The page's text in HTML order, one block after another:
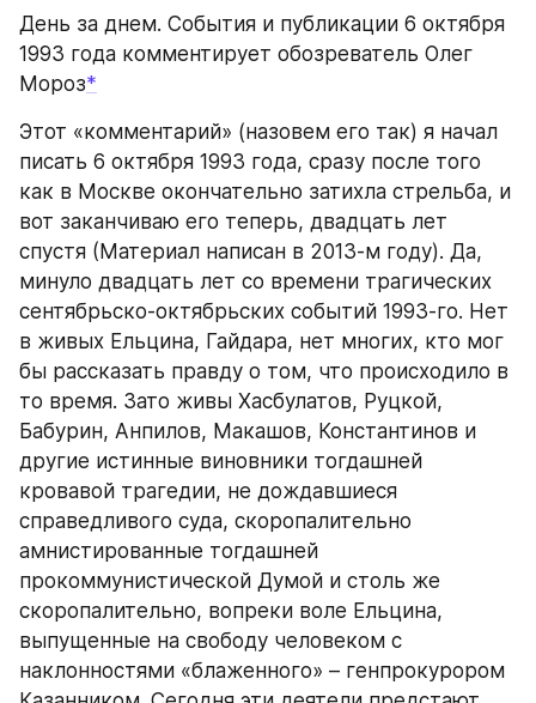
День за днем. События и публикации 6 октября
1993 года комментирует обозреватель Олег
Мороз*
Этот «комментарий» (назовем его так) я начал
писать 6 октября 1993 года, сразу после того
как в Москве окончательно затихла стрельба, и
вот заканчиваю его теперь, двадцать лет
спустя (Материал написан в 2013-м году). Да,
минуло двадцать лет со времени трагических
сентябрьско-октябрьских событий 1993-го. Нет
в живых Ельцина, Гайдара, нет многих, кто мог
бы рассказать правду о том, что происходило в
то время. Зато живы Хасбулатов, Руцкой,
Бабурин, Анпилов, Макашов, Константинов и
другие истинные виновники тогдашней
кровавой трагедии, не дождавшиеся
справедливого суда, скоропалительно
амнистированные тогдашней
прокоммунистической Думой и столь же
скоропалительно, вопреки воле Ельцина,
выпущенные на свободу человеком с
наклонностями «блаженного» – генпрокурором